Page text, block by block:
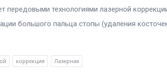
передовыми технологиями лазерной
большого пальца стопы (удаления
коррекция Лазерная